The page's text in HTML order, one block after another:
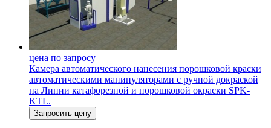
цена по запросу
Камера автоматического нанесения порошковой краски
автоматическими манипуляторами с ручной докраской
на Линии катафорезной и порошковой окраски SPK-
KTL.
Запросить цену